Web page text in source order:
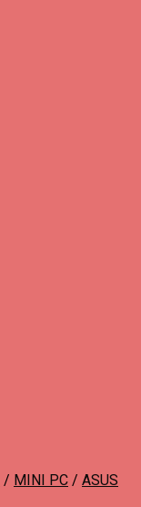
/ MINI PC / ASUS